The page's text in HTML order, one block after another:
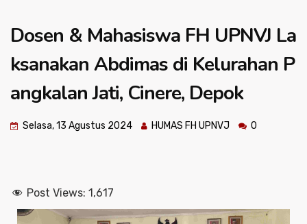
Dosen & Mahasiswa FH UPNVJ La
ksanakan Abdimas di Kelurahan P
angkalan Jati, Cinere, Depok
Selasa, 13 Agustus 2024 HUMAS FH UPNVJ 0
Post Views: 1,617